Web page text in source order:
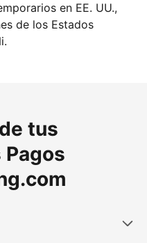
en EE. UU.,
de los Estados
tus